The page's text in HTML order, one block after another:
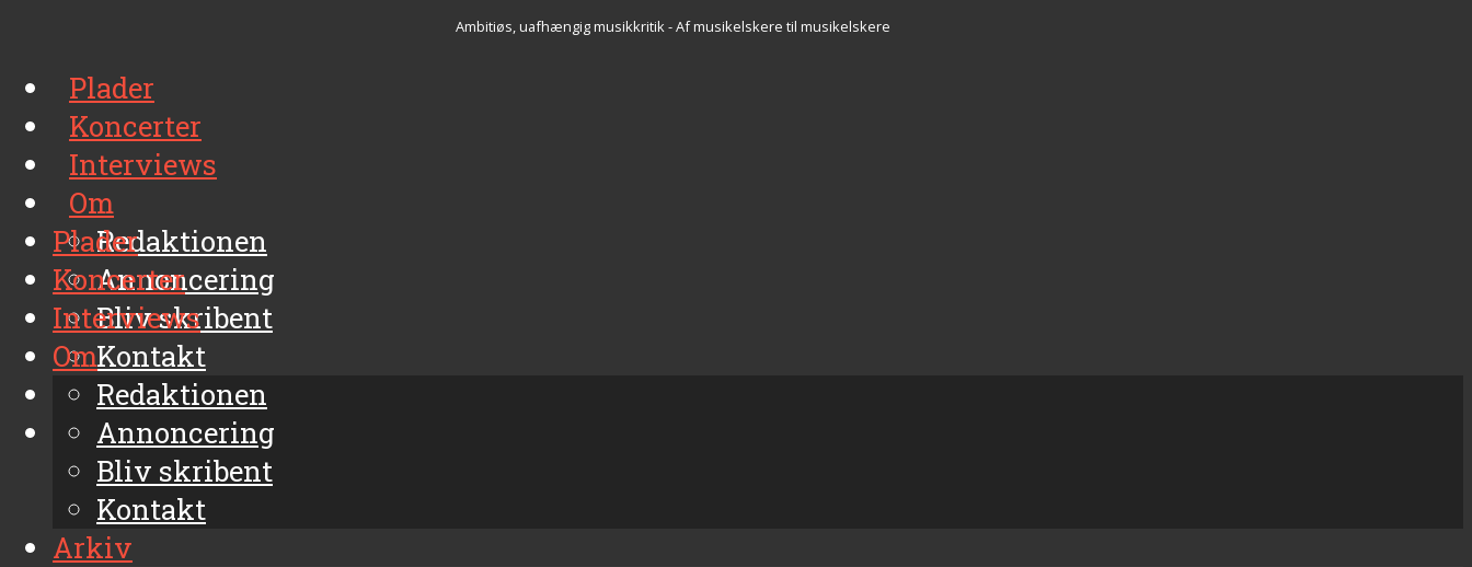
Ambitiøs, uafhængig musikkritik - Af musikelskere til musikelskere
Plader
Koncerter
Interviews
Om
Redaktionen
Annoncering
Bliv skribent
Kontakt
Arkiv
Plader
Koncerter
Interviews
Om
Redaktionen
Annoncering
Bliv skribent
Kontakt
Arkiv